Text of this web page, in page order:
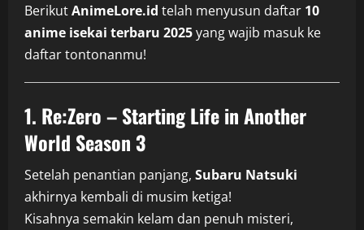
BerikutAnimeLore.id telah menyusun daftar 10
anime isekai terbaru 2025yang wajib masuk ke
daftar tontonanmu!
1. Re:Zero – Starting Life in Another
World Season 3
Setelah penantian panjang, Subaru Natsuki
akhirnya kembali di musim ketiga!
Kisahnya semakin kelam dan penuh misteri,